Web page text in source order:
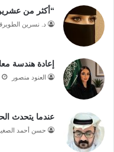
“أكثر من
د. نسرين
إعادة هندسة
العنود منصور
عندما يتحدث
حسن أحمد